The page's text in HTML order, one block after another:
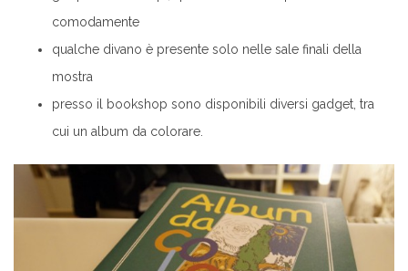
comodamente
qualche divano è presente solo nelle sale finali della
mostra
presso il bookshop sono disponibili diversi gadget, tra
cui un album da colorare.